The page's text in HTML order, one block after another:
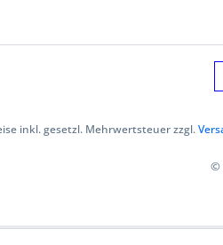
inkl. gesetzl. Mehrwertsteuer zzgl.
©